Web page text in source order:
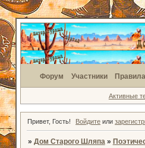
Форум Участники Правила
Активные
Привет, Гость! Войдите или
» Дом Старого Шляпа »